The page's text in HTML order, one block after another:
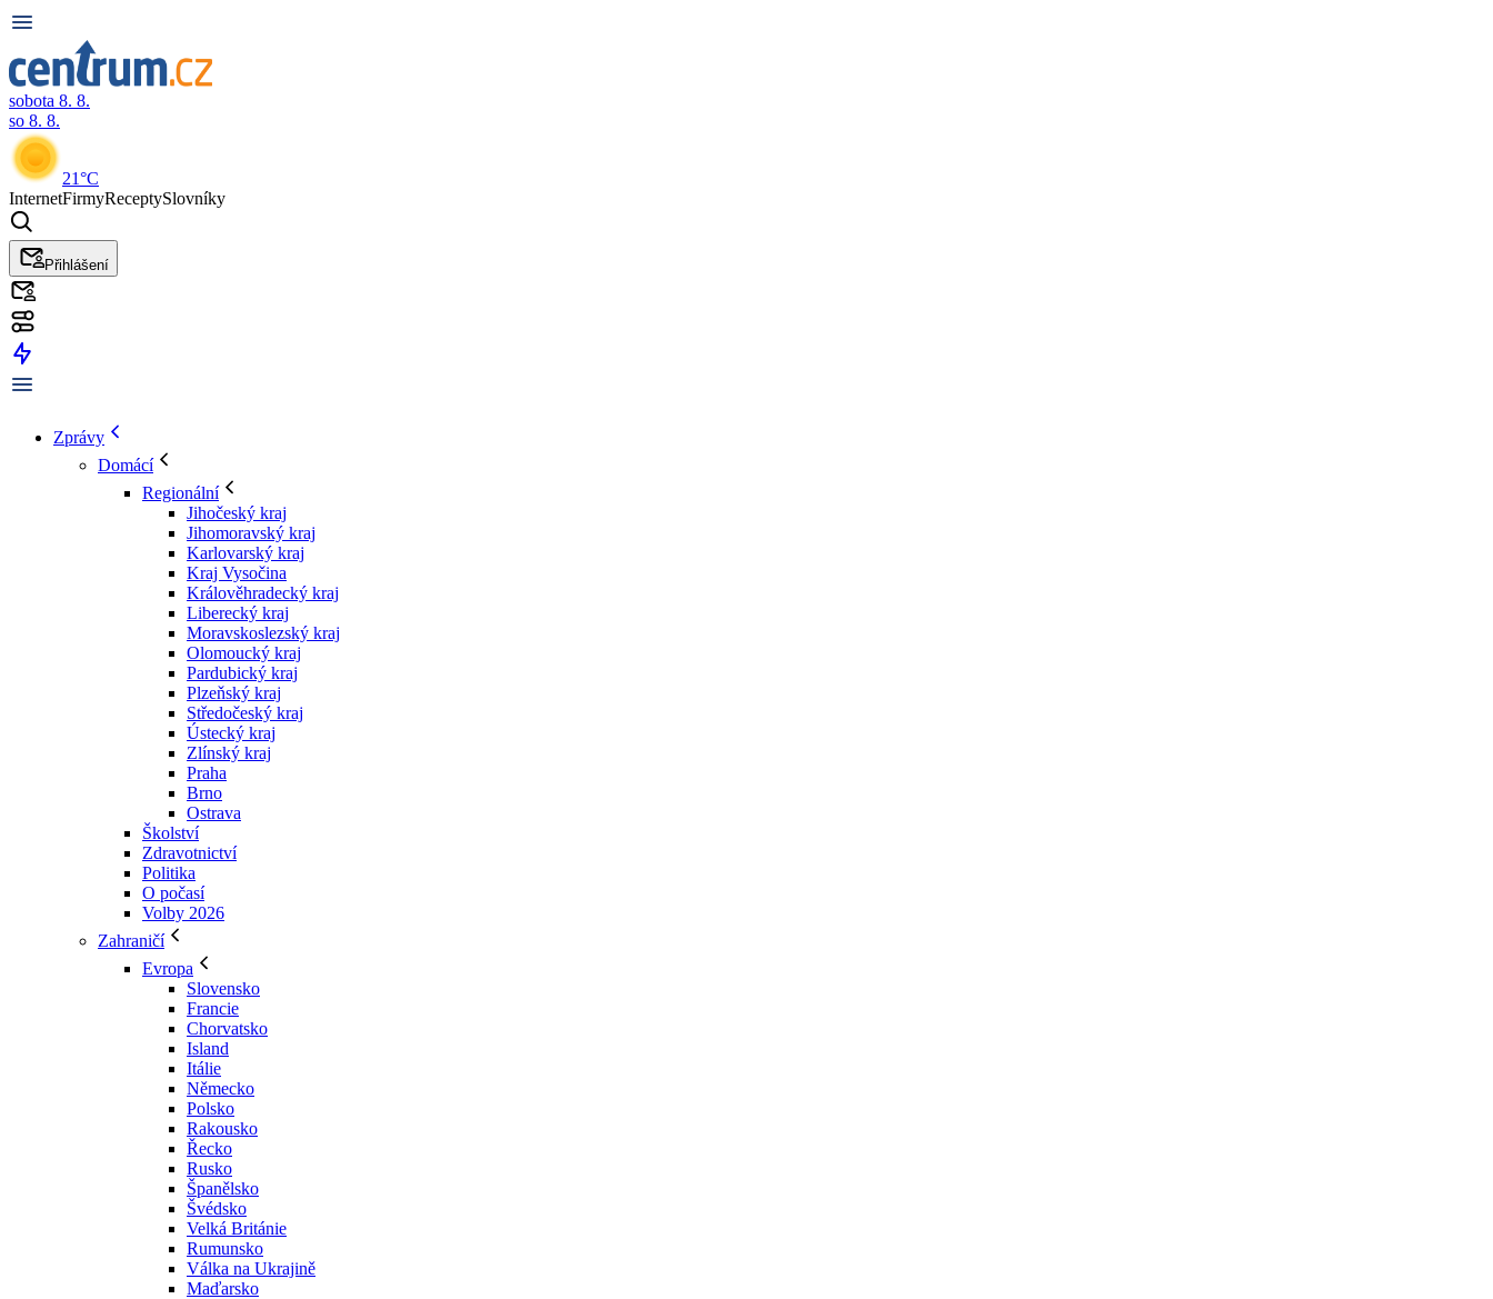
sobota 8. 8.
so 8. 8.
21°C
InternetFirmyReceptySlovníky
Přihlášení
Zprávy
Domácí
Regionální
Jihočeský kraj
Jihomoravský kraj
Karlovarský kraj
Kraj Vysočina
Králověhradecký kraj
Liberecký kraj
Moravskoslezský kraj
Olomoucký kraj
Pardubický kraj
Plzeňský kraj
Středočeský kraj
Ústecký kraj
Zlínský kraj
Praha
Brno
Ostrava
Školství
Zdravotnictví
Politika
O počasí
Volby 2026
Zahraničí
Evropa
Slovensko
Francie
Chorvatsko
Island
Itálie
Německo
Polsko
Rakousko
Řecko
Rusko
Španělsko
Švédsko
Velká Británie
Rumunsko
Válka na Ukrajině
Maďarsko